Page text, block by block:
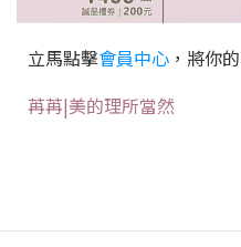
立馬點擊會員中心 ，將你
苒苒|美的理所當然